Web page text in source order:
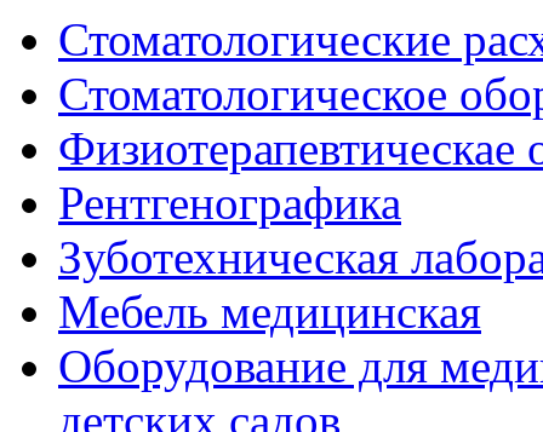
Стоматологические
Стоматологическое
Физиотерапевтическае
Рентгенографика
Зуботехническая
Мебель медицинская
Оборудование для
детских садов